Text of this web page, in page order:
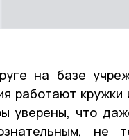
на базе
работают
уверены, что
не